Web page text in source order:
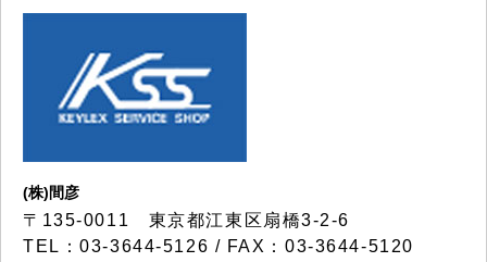
(株)間彦
〒135-0011 東京都江東区扇橋3-2-6
TEL：03-3644-5126 / FAX：03-3644-5120